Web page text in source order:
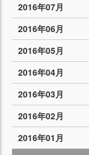
2016年07月
2016年06月
2016年05月
2016年04月
2016年03月
2016年02月
2016年01月